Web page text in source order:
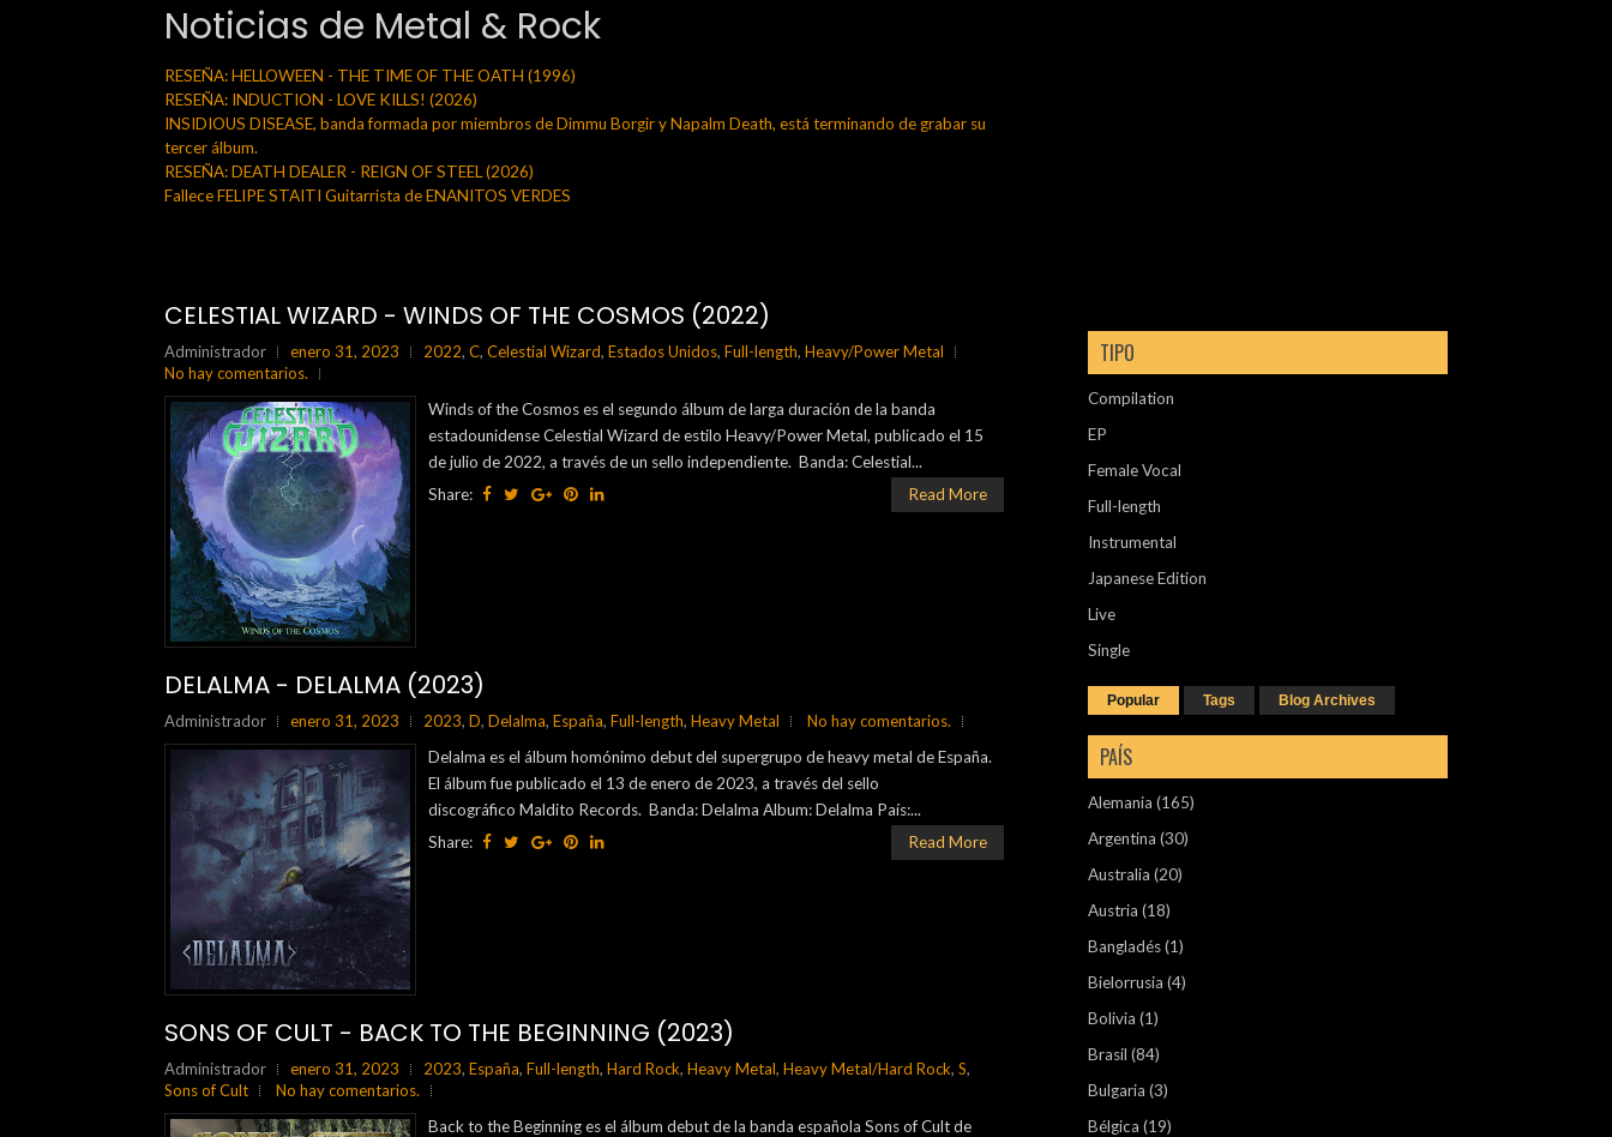
Noticias de Metal & Rock
RESEÑA: HELLOWEEN - THE TIME OF THE OATH (1996)
RESEÑA: INDUCTION - LOVE KILLS! (2026)
INSIDIOUS DISEASE, banda formada por miembros de Dimmu Borgir y Napalm Death, está terminando de grabar su
tercer álbum.
RESEÑA: DEATH DEALER - REIGN OF STEEL (2026)
Fallece FELIPE STAITI Guitarrista de ENANITOS VERDES
CELESTIAL WIZARD - WINDS OF THE COSMOS (2022)
Administrador enero 31, 2023 2022, C, Celestial Wizard, Estados Unidos, Full-length, Heavy/Power Metal
No hay comentarios.
Winds of the Cosmos es el segundo álbum de larga duración de la banda
estadounidense Celestial Wizard de estilo Heavy/Power Metal, publicado el 15
de julio de 2022, a través de un sello independiente. Banda: Celestial...
Share:
Read More
DELALMA - DELALMA (2023)
Administrador enero 31, 2023 2023, D, Delalma, España, Full-length, Heavy Metal
No hay comentarios.
Delalma es el álbum homónimo debut del supergrupo de heavy metal de España.
El álbum fue publicado el 13 de enero de 2023, a través del sello
discográfico Maldito Records. Banda: Delalma Album: Delalma País:...
Share:
Read More
SONS OF CULT - BACK TO THE BEGINNING (2023)
Administrador enero 31, 2023 2023, España, Full-length, Hard Rock, Heavy Metal, Heavy Metal/Hard Rock, S,
Sons of Cult
No hay comentarios.
Back to the Beginning es el álbum debut de la banda española Sons of Cult de
TIPO
Compilation
EP
Female Vocal
Full-length
Instrumental
Japanese Edition
Live
Single
Popular Tags Blog Archives
PAÍS
Alemania (165)
Argentina (30)
Australia (20)
Austria (18)
Bangladés(1)
Bielorrusia (4)
Bolivia (1)
Brasil (84)
Bulgaria (3)
Bélgica (19)